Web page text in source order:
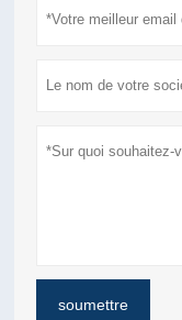
soumettre